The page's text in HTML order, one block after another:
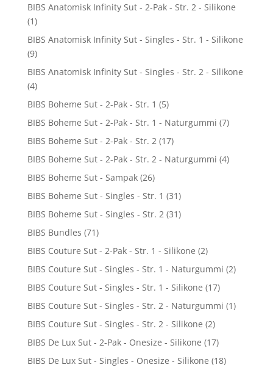
BIBS Anatomisk Infinity Sut - 2-Pak - Str. 2 - Silikone
(1)
BIBS Anatomisk Infinity Sut - Singles - Str. 1 - Silikone
(9)
BIBS Anatomisk Infinity Sut - Singles - Str. 2 - Silikone
(4)
BIBS Boheme Sut - 2-Pak - Str. 1 (5)
BIBS Boheme Sut - 2-Pak - Str. 1 - Naturgummi (7)
BIBS Boheme Sut - 2-Pak - Str. 2 (17)
BIBS Boheme Sut - 2-Pak - Str. 2 - Naturgummi (4)
BIBS Boheme Sut - Sampak (26)
BIBS Boheme Sut - Singles - Str. 1 (31)
BIBS Boheme Sut - Singles - Str. 2 (31)
BIBS Bundles (71)
BIBS Couture Sut - 2-Pak - Str. 1 - Silikone (2)
BIBS Couture Sut - Singles - Str. 1 - Naturgummi (2)
BIBS Couture Sut - Singles - Str. 1 - Silikone (17)
BIBS Couture Sut - Singles - Str. 2 - Naturgummi (1)
BIBS Couture Sut - Singles - Str. 2 - Silikone (2)
BIBS De Lux Sut - 2-Pak - Onesize - Silikone (17)
BIBS De Lux Sut - Singles - Onesize - Silikone (18)